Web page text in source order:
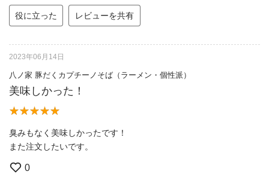
役に立った レビューを共有
2023年06月14日
八ノ家 豚だくカプチーノそば（ラーメン・個性派）
美味しかった！
臭みもなく美味しかったです！
また注文したいです。
0